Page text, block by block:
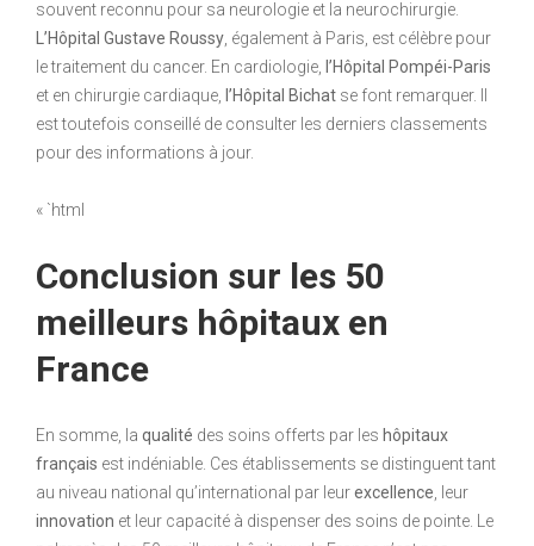
souvent reconnu pour sa neurologie et la neurochirurgie.
L’Hôpital Gustave Roussy , également à Paris, est célèbre pour
le traitement du cancer. En cardiologie, l’Hôpital Pompéi-Paris
et en chirurgie cardiaque, l’Hôpital Bichat se font remarquer. Il
est toutefois conseillé de consulter les derniers classements
pour des informations à jour.
« `html
Conclusion sur les 50
meilleurs hôpitaux en
France
En somme, la qualité des soins offerts par les hôpitaux
français est indéniable. Ces établissements se distinguent tant
au niveau national qu’international par leurexcellence , leur
innovation et leur capacité à dispenser des soins de pointe. Le